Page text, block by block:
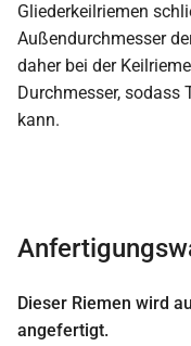
Gliederkeilriemen
Außendurchmesser
daher bei der
Durchmesser, sodass
kann.
Dieser Riemen wird
angefertigt.